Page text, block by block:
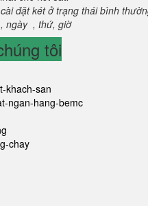
đặt két ở trạng thái bình
ngày , thứ, giờ
tôi
khach-san
ngan-hang-bemc
chay